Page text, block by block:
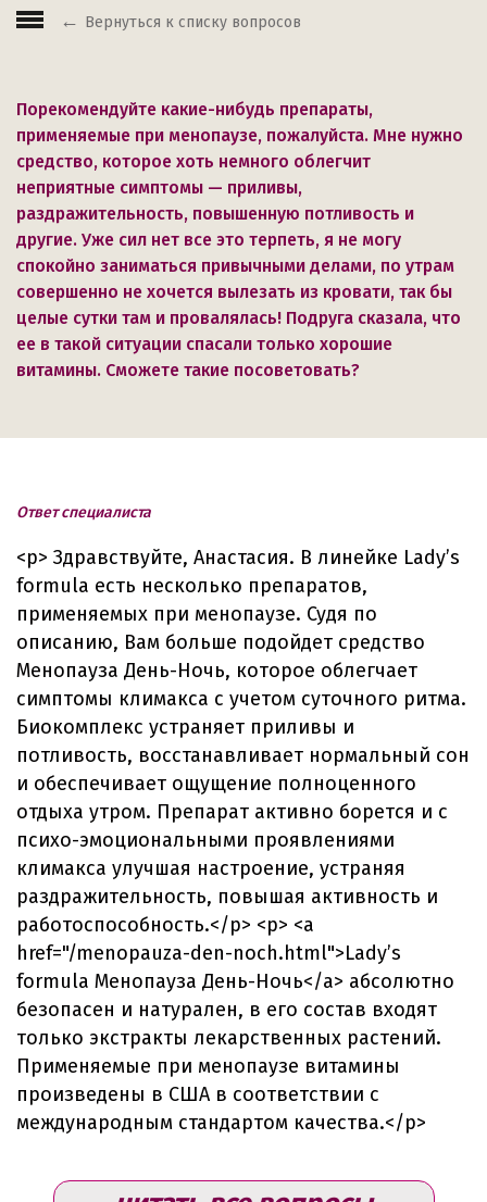
Вернуться к списку вопросов
Порекомендуйте какие-нибудь препараты,
применяемые при менопаузе, пожалуйста. Мне нужно
средство, которое хоть немного облегчит
неприятные симптомы — приливы,
раздражительность, повышенную потливость и
другие. Уже сил нет все это терпеть, я не могу
спокойно заниматься привычными делами, по утрам
совершенно не хочется вылезать из кровати, так бы
целые сутки там и провалялась! Подруга сказала, что
ее в такой ситуации спасали только хорошие
витамины. Сможете такие посоветовать?
Ответ специалиста
<p> Здравствуйте, Анастасия. В линейке Lady’s
formula есть несколько препаратов,
применяемых при менопаузе. Судя по
описанию, Вам больше подойдет средство
Менопауза День-Ночь, которое облегчает
симптомы климакса с учетом суточного ритма.
Биокомплекс устраняет приливы и
потливость, восстанавливает нормальный сон
и обеспечивает ощущение полноценного
отдыха утром. Препарат активно борется и с
психо-эмоциональными проявлениями
климакса улучшая настроение, устраняя
раздражительность, повышая активность и
работоспособность.</p> <p> <a
href="/menopauza-den-noch.html">Lady’s
formula Менопауза День-Ночь</a> абсолютно
безопасен и натурален, в его состав входят
только экстракты лекарственных растений.
Применяемые при менопаузе витамины
произведены в США в соответствии с
международным стандартом качества.</p>